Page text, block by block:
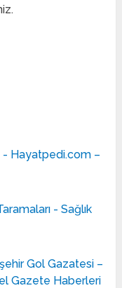
- Hayatpedi.com –
- Sağlık
Gol Gazatesi –
Gazete Haberleri